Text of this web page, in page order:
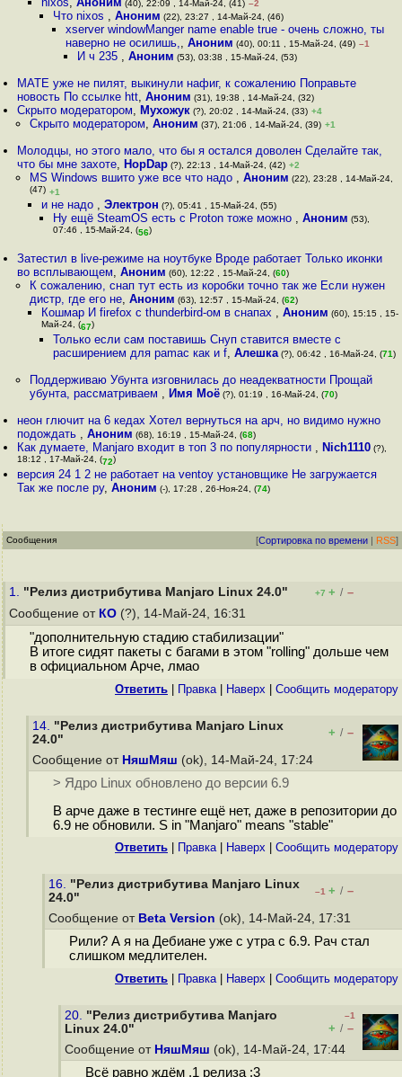
(40), 22:09 , 14-Май-24, (41) –2
Что nixos ,Аноним (22), 23:27 , 14-Май-24, (46)
xserver windowManger name enable true - очень сложно, ты
наверно не осилишь,, Аноним (40), 00:11 , 15-Май-24, (49) –1
И ч 235 , Аноним (53), 03:38 , 15-Май-24, (53)
MATE уже не пилят, выкинули нафиг, к сожалению Поправьте
новость По ссылке htt,Аноним (31), 19:38 , 14-Май-24, (32)
Скрыто модератором, Мухожук (?), 20:02 , 14-Май-24, (33) +4
Скрыто модератором, Аноним (37), 21:06 , 14-Май-24, (39) +1
Молодцы, но этого мало, что бы я остался доволен Сделайте так,
что бы мне захоте, HopDap (?), 22:13 , 14-Май-24, (42) +2
MS Windows вшито уже все что надо , Аноним (22), 23:28 , 14-Май-24,
(47) +1
и не надо , Электрон (?), 05:41 , 15-Май-24, (55)
Ну ещё SteamOS есть с Proton тоже можно ,Аноним (53),
07:46 , 15-Май-24, (56)
Затестил в live-режиме на ноутбуке Вроде работает Только иконки
во всплывающем,Аноним (60), 12:22 , 15-Май-24, (60)
К сожалению, снап тут есть из коробки точно так же Если нужен
дистр, где его не, Аноним (63), 12:57 , 15-Май-24, (62)
Кошмар И firefox с thunderbird-ом в снапах , Аноним (60), 15:15 , 15-
Май-24, (67)
Только если сам поставишь Снуп ставится вместе с
расширением для pamac как и f,Алешка (?), 06:42 , 16-Май-24, (71)
Поддерживаю Убунта изговнилась до неадекватности Прощай
убунта, рассматриваем , Имя Моё(?), 01:19 , 16-Май-24, (70)
неон глючит на 6 кедах Хотел вернуться на арч, но видимо нужно
подождать ,Аноним (68), 16:19 , 15-Май-24, (68)
Как думаете, Manjaro входит в топ 3 по популярности , Nich1110 (?),
18:12 , 17-Май-24, (72)
версия 24 1 2 не работает на ventoy установщике Не загружается
Так же после ру,Аноним (-), 17:28 , 26-Ноя-24, (74)
Сообщения [Сортировка по времени | RSS]
1. "Релиз дистрибутива Manjaro Linux 24.0" +7 + / –
Сообщение от КО (?), 14-Май-24, 16:31
"дополнительную стадию стабилизации"
В итоге сидят пакеты с багами в этом "rolling" дольше чем
в официальном Арче, лмао
Ответить Правка| Наверх Cообщить модератору
14. "Релиз дистрибутива Manjaro Linux
24.0"
+ / –
Сообщение от НяшМяш (ok), 14-Май-24, 17:24
> Ядро Linux обновлено до версии 6.9
В арче даже в тестинге ещё нет, даже в репозитории до
6.9 не обновили. S in "Manjaro" means "stable"
Ответить Правка| Наверх Cообщить модератору
16. "Релиз дистрибутива Manjaro Linux
24.0"
–1 + / –
Сообщение от Beta Version (ok), 14-Май-24, 17:31
Рили? А я на Дебиане уже с утра с 6.9. Рач стал
слишком медлителен.
Ответить Правка| Наверх Cообщить модератору
20. "Релиз дистрибутива Manjaro
Linux 24.0"
–1
+ / –
Сообщение от НяшМяш (ok), 14-Май-24, 17:44
Всё равно ждём .1 релиза :3